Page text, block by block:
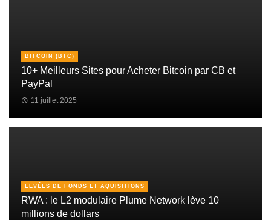
BITCOIN (BTC)
10+ Meilleurs Sites pour Acheter Bitcoin par CB et
PayPal
11 juillet 2025
LEVÉES DE FONDS ET AQUISITIONS
RWA : le L2 modulaire Plume Network lève 10
millions de dollars